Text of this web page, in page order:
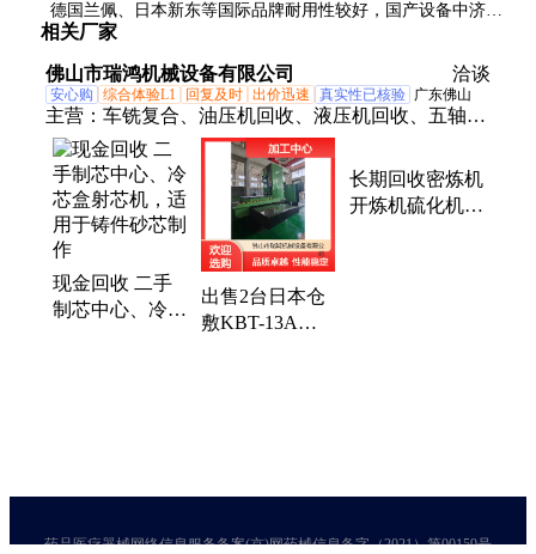
德国兰佩、日本新东等国际品牌耐用性较好，国产设备中济南
铸造所的稳定性也不错。尽量选择市场保有量大的型号，配件
相关厂家
佛山市瑞鸿机械设备有限公司 洽谈
安心购 综合体验L1 回复及时 出价迅速 真实性已核验 广东佛山
主营： 车铣复合、油压机回收、液压机回收、五轴加
工中心、回收二手油压机、二手油压机、二手液压
机、二手数控机床、二手龙门加工中心、二手龙门铣
床、二手立车、二手龙门磨床、二手落地镗、二手镗
床、二手热模锻、二手锻造液压机、二手压力机、二
手冲压线、二手机床、设备回收、整厂回收、机床回
收、重型卧式车床、齿轮加工机床、铣镗床
现金回收 二手
制芯中心、冷芯
出售2台日本仓
敷KBT-13A数
长期回收密炼机
开炼机硫化机设
药品医疗器械网络信息服务备案(京)网药械信息备字（2021）第00159号